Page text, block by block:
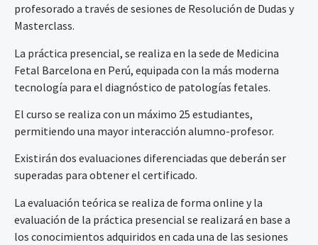
profesorado a través de sesiones de Resolución de Dudas y
Masterclass.
La práctica presencial, se realiza en la sede de Medicina
Fetal Barcelona en Perú, equipada con la más moderna
tecnología para el diagnóstico de patologías fetales.
El curso se realiza con un máximo 25 estudiantes,
permitiendo una mayor interacción alumno-profesor.
Existirán dos evaluaciones diferenciadas que deberán ser
superadas para obtener el certificado.
La evaluación teórica se realiza de forma online y la
evaluación de la práctica presencial se realizará en base a
los conocimientos adquiridos en cada una de las sesiones